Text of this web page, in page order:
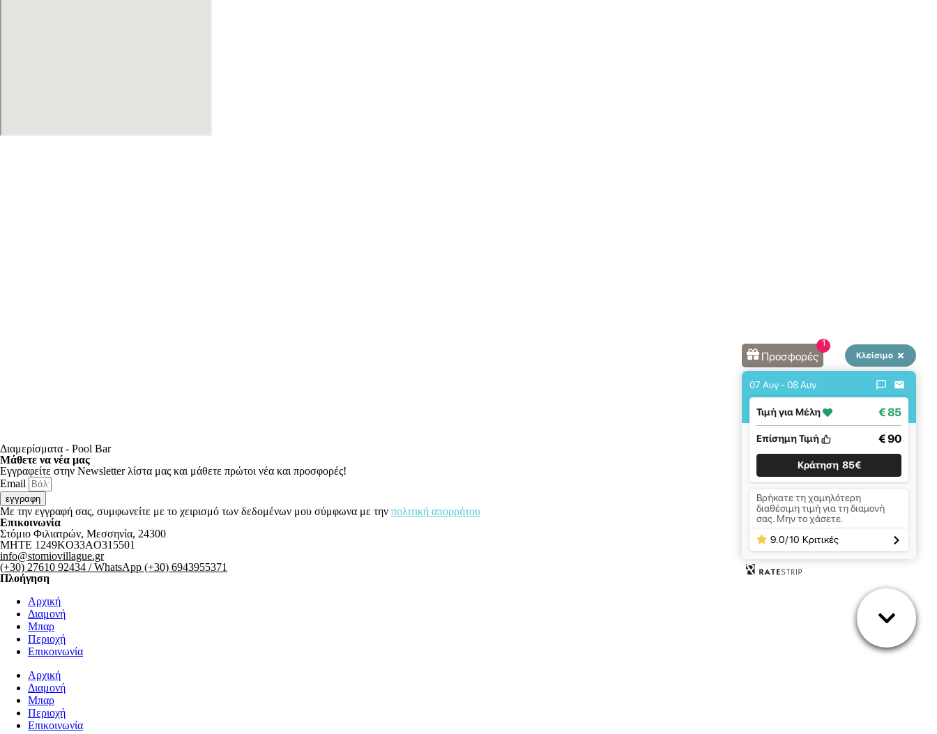
Διαμερίσματα - Pool Bar
Μάθετε να νέα μας
Εγγραφείτε στην Newsletter λίστα μας και μάθετε πρώτοι νέα και προσφορές!
Email
εγγραφη
Με την εγγραφή σας, συμφωνείτε με το χειρισμό των δεδομένων μου σύμφωνα με την πολιτική απορρήτου
Επικοινωνία
Στόμιο Φιλιατρών, Μεσσηνία, 24300
MHTE 1249KO33AO315501
info@stomiovillague.gr
(+30) 27610 92434 / WhatsApp (+30) 6943955371
Πλοήγηση
Αρχική
Διαμονή
Μπαρ
Περιοχή
Επικοινωνία
Αρχική
Διαμονή
Μπαρ
Περιοχή
Επικοινωνία
Προσφορές
1
Κλείσιμο
07 Αυγ - 08 Αυγ
Τιμή για Μέλη € 85
Επίσημη Τιμή € 90
Κράτηση 85€
Βρήκατε τη χαμηλότερη
διαθέσιμη τιμή για τη διαμονή
σας. Μην το χάσετε.
9.0/10 Κριτικές